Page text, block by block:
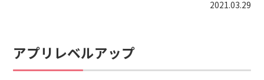
2021.03.29
アプリレベルアップ